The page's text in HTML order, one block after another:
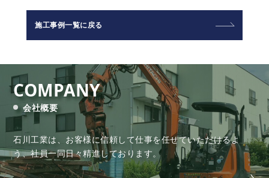
施工事例一覧に戻る
COMPANY
会社概要
石川工業は、お客様に信頼して仕事を任せていただけるよ
う、社員一同日々精進しております。